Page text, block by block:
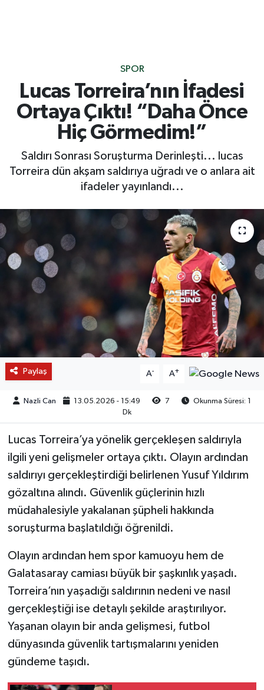
SPOR
Lucas Torreira’nın İfadesi
Ortaya Çıktı! “Daha Önce
Hiç Görmedim!”
Saldırı Sonrası Soruşturma Derinleşti... lucas
Torreira dün akşam saldırıya uğradı ve o anlara ait
ifadeler yayınlandı...
Paylaş A- A+
Nazli Can 13.05.2026 - 15:49 7
Okunma Süresi: 1
Dk
Lucas Torreira’ya yönelik gerçekleşen saldırıyla
ilgili yeni gelişmeler ortaya çıktı. Olayın ardından
saldırıyı gerçekleştirdiği belirlenen Yusuf Yıldırım
gözaltına alındı. Güvenlik güçlerinin hızlı
müdahalesiyle yakalanan şüpheli hakkında
soruşturma başlatıldığı öğrenildi.
Olayın ardından hem spor kamuoyu hem de
Galatasaray camiası büyük bir şaşkınlık yaşadı.
Torreira’nın yaşadığı saldırının nedeni ve nasıl
gerçekleştiği ise detaylı şekilde araştırılıyor.
Yaşanan olayın bir anda gelişmesi, futbol
dünyasında güvenlik tartışmalarını yeniden
gündeme taşıdı.